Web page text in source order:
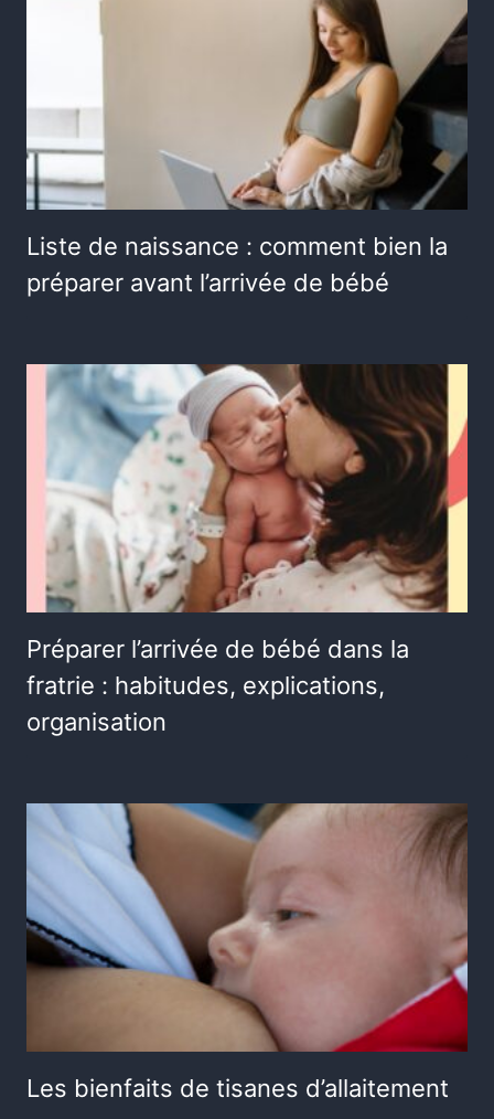
Liste de naissance : comment bien la
préparer avant l’arrivée de bébé
Préparer l’arrivée de bébé dans la
fratrie : habitudes, explications,
organisation
Les bienfaits de tisanes d’allaitement